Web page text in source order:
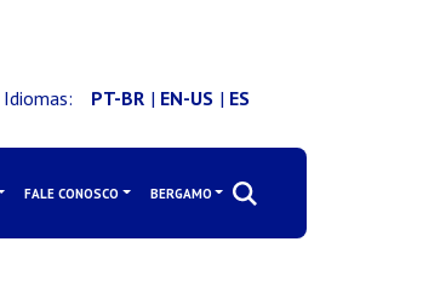
Idiomas: PT-BR | EN-US | ES
FALE CONOSCO BERGAMO